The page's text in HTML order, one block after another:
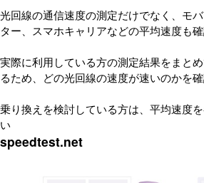
光回線の通信速度の測定だけでなく、モ
ター、スマホキャリアなどの平均速度も確
実際に利用している方の測定結果をまと
るため、どの光回線の速度が速いのかを確
乗り換えを検討している方は、平均速度
い
speedtest.net